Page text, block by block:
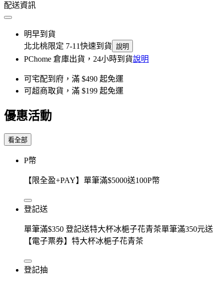
配送資訊
明早到貨
北北桃限定 7-11快速到貨 說明
PChome 倉庫出貨，24小時到貨說明
可宅配到府，滿 $490 起免運
可超商取貨，滿 $199 起免運
優惠活動
看全部
P幣
【限全盈+PAY】單筆滿$5000送100P幣
登記送
單筆滿$350 登記送特大杯冰梔子花青茶單筆滿350元送
【電子票券】特大杯冰梔子花青茶
登記抽